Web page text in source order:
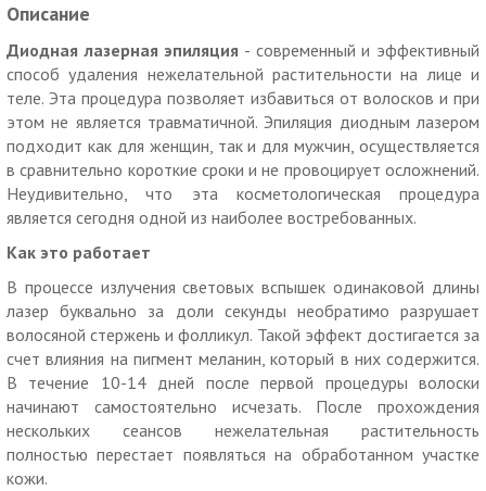
Продолжительность процедуры: от 10 до 60 минут (в
зависимости от зоны и структуры волос).
Рекомендованная частота прохождения процедур: 1 раз в
4 недели.
Купон действует на одного человека.
Вы можете купить неограниченное количество купонов для
себя и в подарок.
Один купон действует на одно процедуру по выбору.
Каждым купоном можно воспользоваться только один раз.
Необходима предварительная запись по телефону:8-
800-500-87-45с указанием номера купона.
Предъявляйте распечатанный или электронный купон на
месте.
Если участник акции не предупреждает об отмене своего
визита за 24 часа до времени записи, купон считается
использованным.
Описание
Диодная лазерная эпиляция - современный и эффективный
способ удаления нежелательной растительности на лице и
теле. Эта процедура позволяет избавиться от волосков и при
этом не является травматичной. Эпиляция диодным лазером
подходит как для женщин, так и для мужчин, осуществляется
в сравнительно короткие сроки и не провоцирует осложнений.
Неудивительно, что эта косметологическая процедура
является сегодня одной из наиболее востребованных.
Как это работает
В процессе излучения световых вспышек одинаковой длины
лазер буквально за доли секунды необратимо разрушает
волосяной стержень и фолликул. Такой эффект достигается за
счет влияния на пигмент меланин, который в них содержится.
В течение 10-14 дней после первой процедуры волоски
начинают самостоятельно исчезать. После прохождения
нескольких сеансов нежелательная растительность
полностью перестает появляться на обработанном участке
кожи.